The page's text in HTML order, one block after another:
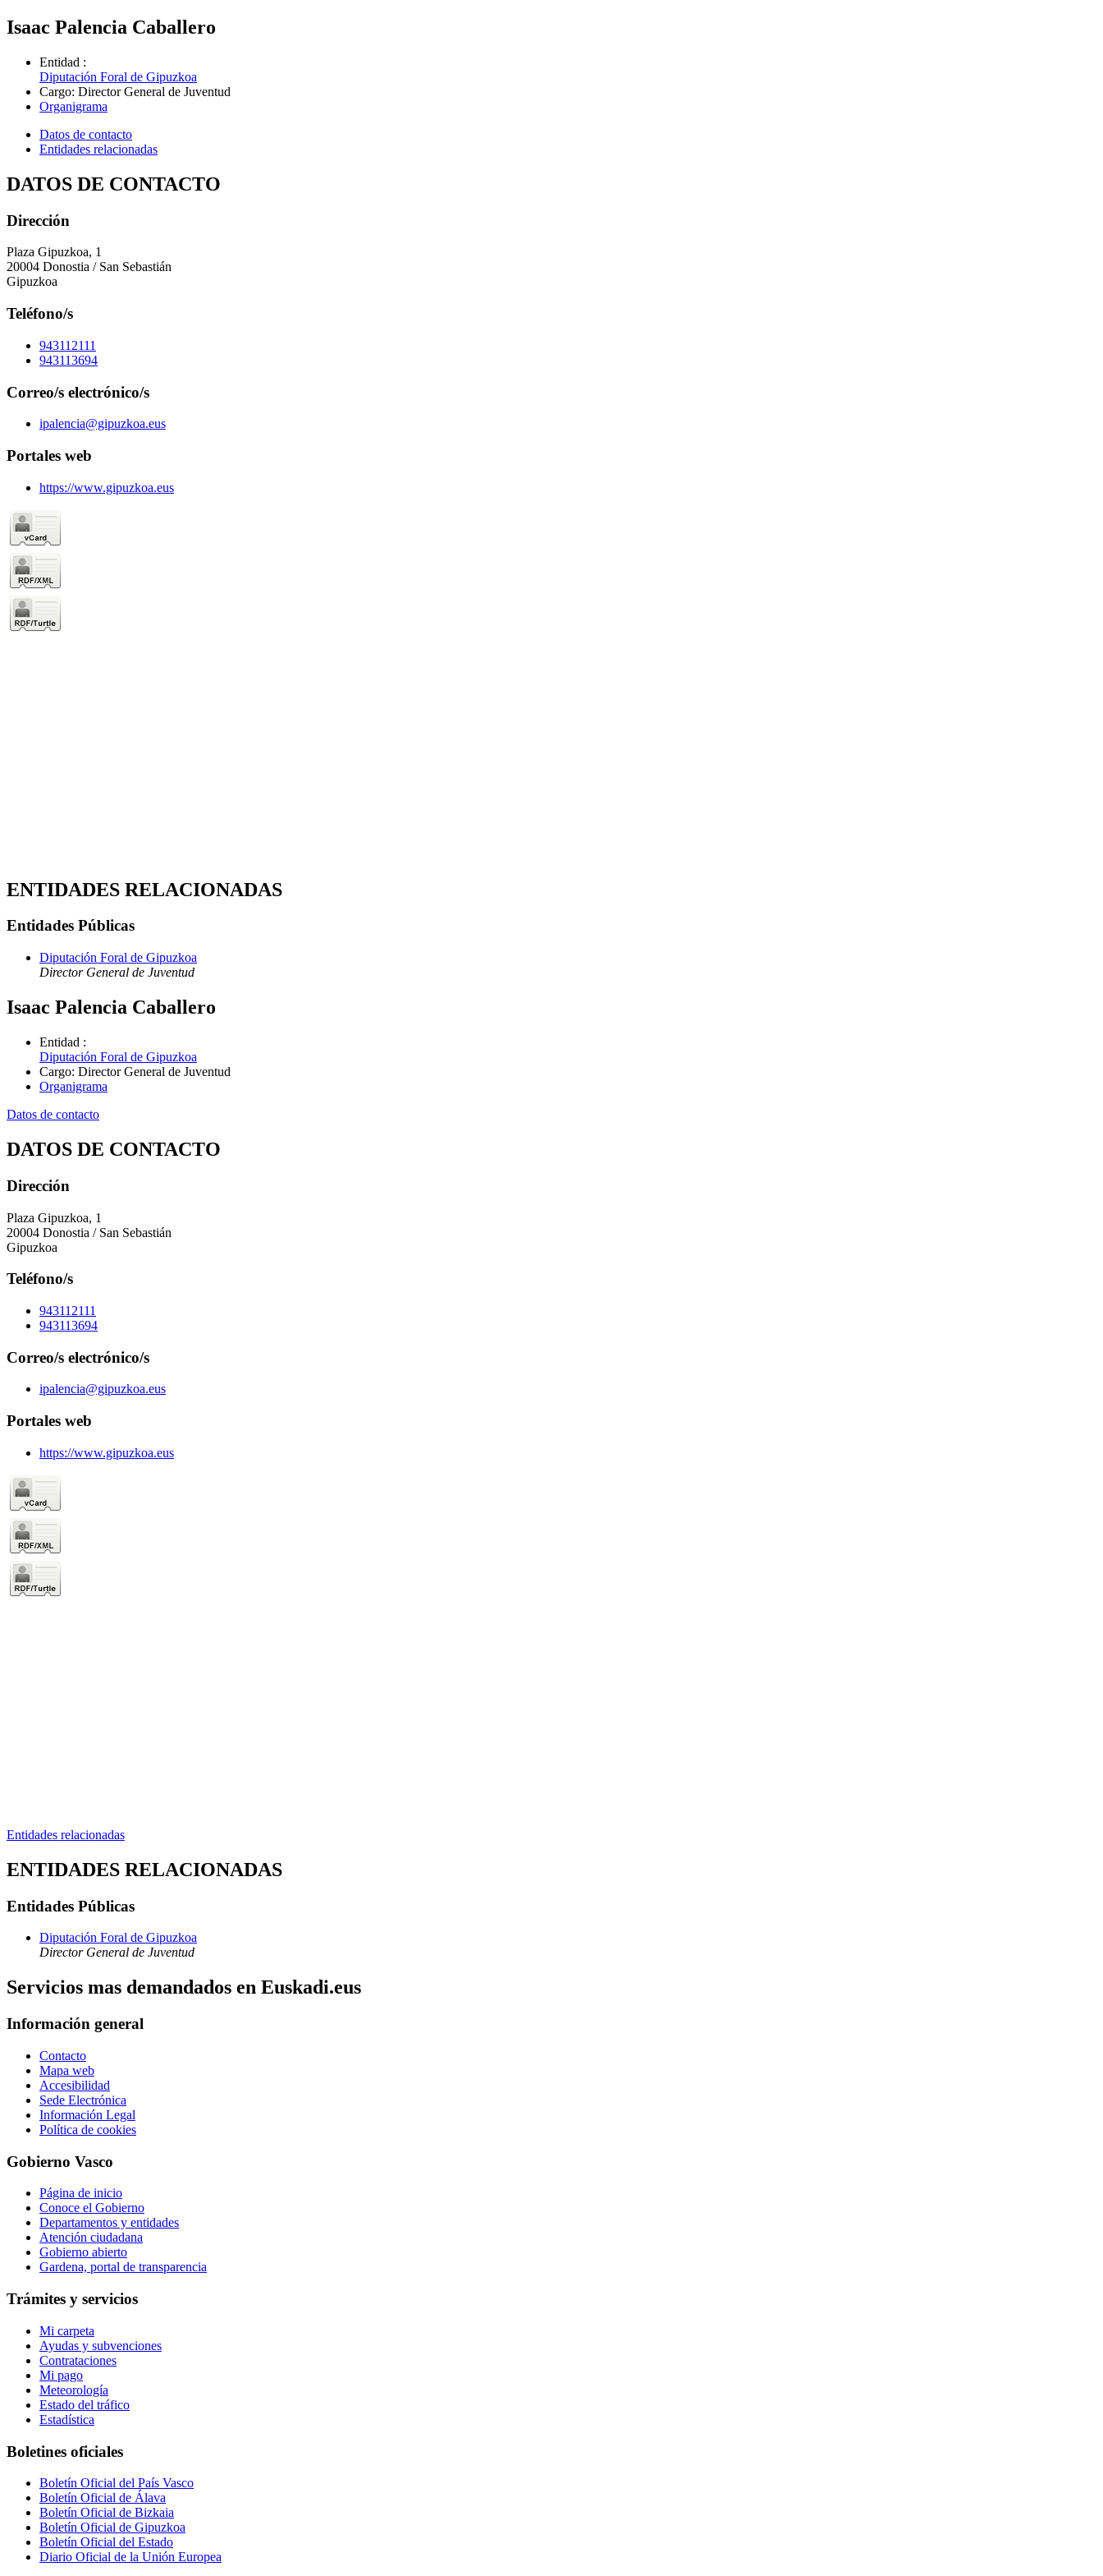
Isaac Palencia Caballero
Entidad :
Diputación Foral de Gipuzkoa
Cargo: Director General de Juventud
Organigrama
Datos de contacto
Entidades relacionadas
DATOS DE CONTACTO
Dirección
Plaza Gipuzkoa, 1
20004 Donostia / San Sebastián
Gipuzkoa
Teléfono/s
943112111
943113694
Correo/s electrónico/s
ipalencia@gipuzkoa.eus
Portales web
https://www.gipuzkoa.eus
ENTIDADES RELACIONADAS
Entidades Públicas
Diputación Foral de Gipuzkoa
Director General de Juventud
Isaac Palencia Caballero
Entidad :
Diputación Foral de Gipuzkoa
Cargo: Director General de Juventud
Organigrama
Datos de contacto
DATOS DE CONTACTO
Dirección
Plaza Gipuzkoa, 1
20004 Donostia / San Sebastián
Gipuzkoa
Teléfono/s
943112111
943113694
Correo/s electrónico/s
ipalencia@gipuzkoa.eus
Portales web
https://www.gipuzkoa.eus
Entidades relacionadas
ENTIDADES RELACIONADAS
Entidades Públicas
Diputación Foral de Gipuzkoa
Director General de Juventud
Servicios mas demandados en Euskadi.eus
Información general
Contacto
Mapa web
Accesibilidad
Sede Electrónica
Información Legal
Política de cookies
Gobierno Vasco
Página de inicio
Conoce el Gobierno
Departamentos y entidades
Atención ciudadana
Gobierno abierto
Gardena, portal de transparencia
Trámites y servicios
Mi carpeta
Ayudas y subvenciones
Contrataciones
Mi pago
Meteorología
Estado del tráfico
Estadística
Boletines oficiales
Boletín Oficial del País Vasco
Boletín Oficial de Álava
Boletín Oficial de Bizkaia
Boletín Oficial de Gipuzkoa
Boletín Oficial del Estado
Diario Oficial de la Unión Europea